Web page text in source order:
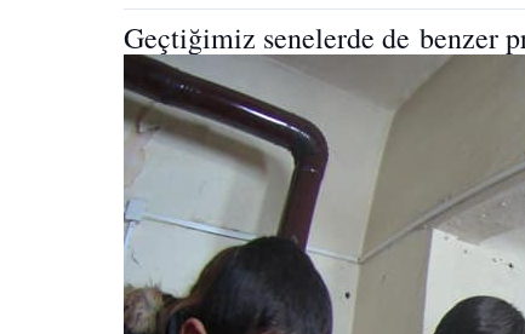
Geçtiğimiz senelerde de benzer